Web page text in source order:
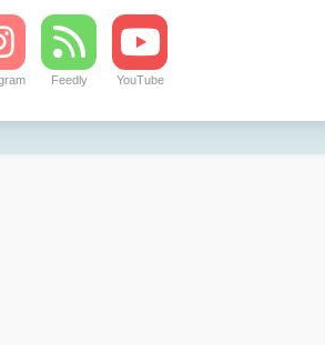
Feedly YouTube